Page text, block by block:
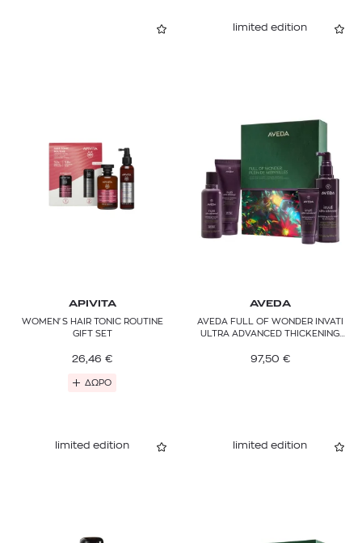
APIVITA
WOMEN'S HAIR TONIC ROUTINE
GIFT SET
26,46 €
ΔΩΡΟ
limited edition
AVEDA
AVEDA FULL OF WONDER INVATI
ULTRA ADVANCED THICKENING
97,50 €
limited edition limited edition